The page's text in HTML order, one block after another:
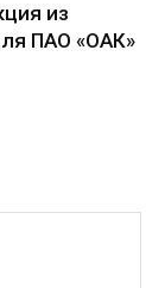
из
ПАО «ОАК»